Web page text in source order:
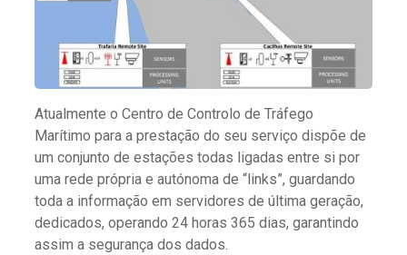
Atualmente o Centro de Controlo de Tráfego
Marítimo para a prestação do seu serviço dispõe de
um conjunto de estações todas ligadas entre si por
uma rede própria e autónoma de “links”, guardando
toda a informação em servidores de última geração,
dedicados, operando 24 horas 365 dias, garantindo
assim a segurança dos dados.